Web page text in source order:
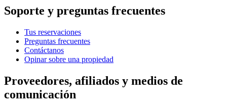
Soporte y preguntas frecuentes
Tus reservaciones
Preguntas frecuentes
Contáctanos
Opinar sobre una propiedad
Proveedores, afiliados y medios de
comunicación